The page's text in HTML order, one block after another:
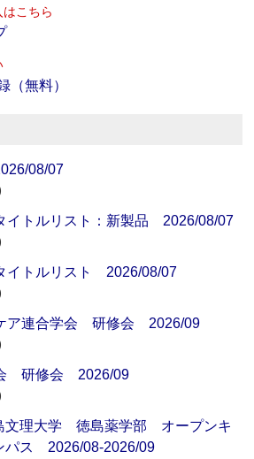
こちら
（無料）
08/07
イトルリスト：新製品 2026/08/07
イトルリスト 2026/08/07
ア連合学会 研修会 2026/09
研修会 2026/09
文理大学 徳島薬学部 オープンキ
パス 2026/08-2026/09